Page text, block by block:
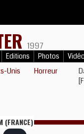
1997
Editions Photos
Unis Horreur
(FRANCE)